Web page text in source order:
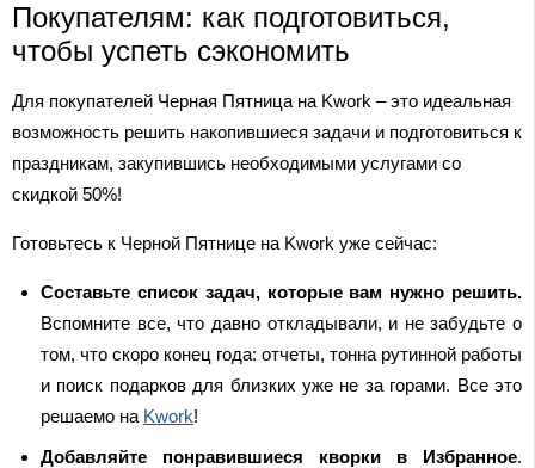
Покупателям: как подготовиться,
чтобы успеть сэкономить
Для покупателей Черная Пятница на Kwork – это идеальная
возможность решить накопившиеся задачи и подготовиться к
праздникам, закупившись необходимыми услугами со
скидкой 50%!
Готовьтесь к Черной Пятнице на Kwork уже сейчас:
Составьте список задач, которые вам нужно решить.
Вспомните все, что давно откладывали, и не забудьте о
том, что скоро конец года: отчеты, тонна рутинной работы
и поиск подарков для близких уже не за горами. Все это
решаемо на Kwork!
Добавляйте понравившиеся кворки в Избранное.